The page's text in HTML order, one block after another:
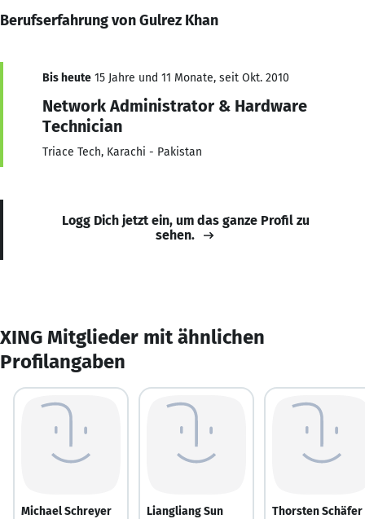
Berufserfahrung von Gulrez Khan
Bis heute 15 Jahre und 11 Monate, seit Okt. 2010
Network Administrator & Hardware
Technician
Triace Tech, Karachi - Pakistan
Logg Dich jetzt ein, um das ganze Profil zu
sehen.
XING Mitglieder mit ähnlichen
Profilangaben
Michael Schreyer Liangliang Sun Thorsten Schäfer